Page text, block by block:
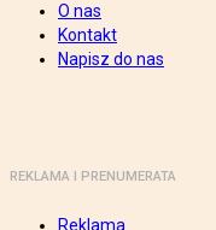
O nas
Kontakt
Napisz do nas
REKLAMA I PRENUMERATA
Reklama